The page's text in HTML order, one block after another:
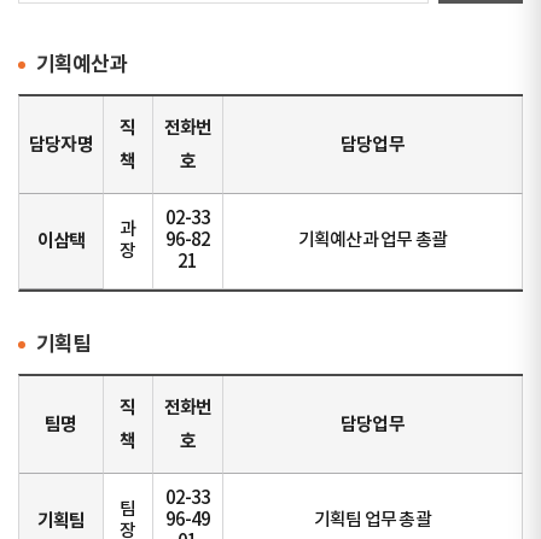
기획예산과
담당자명
직
책
전화번
호
담당업무
이삼택
과
장
02-33
96-82
21
기획예산과 업무 총괄
기획팀
팀명
직
책
전화번
호
담당업무
기획팀
팀
장
02-33
96-49
기획팀 업무 총괄